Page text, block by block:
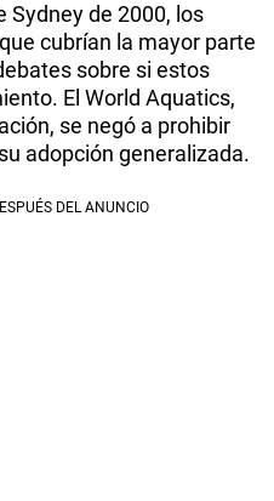
Sydney de 2000, los
cubrían la mayor parte
sobre si estos
El World Aquatics,
se negó a prohibir
adopción generalizada.